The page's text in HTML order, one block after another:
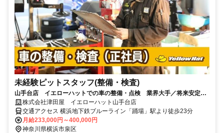
未経験ピットスタッフ(整備・検査)
山手台店 イエローハットでの車の整備・点検 業界大手／将来安定／
未経験から資格取得など働く環境◎
株式会社津田屋 イエローハット山手台店
交通アクセス 横浜地下鉄ブルーライン「踊場」駅より徒歩23分
月給233,000円～400,000円
神奈川県横浜市泉区